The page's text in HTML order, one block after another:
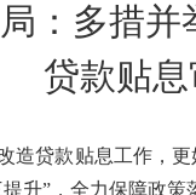
：多措
贷款贴
贷款贴息工作，更
升”，全力保障政